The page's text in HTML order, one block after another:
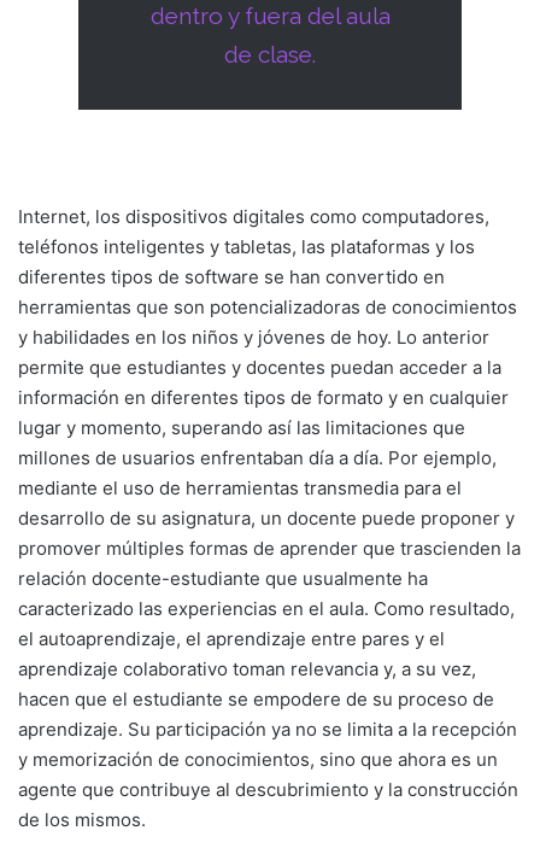
dentro y fuera del aula
de clase.
Internet, los dispositivos digitales como computadores,
teléfonos inteligentes y tabletas, las plataformas y los
diferentes tipos de software se han convertido en
herramientas que son potencializadoras de conocimientos
y habilidades en los niños y jóvenes de hoy. Lo anterior
permite que estudiantes y docentes puedan acceder a la
información en diferentes tipos de formato y en cualquier
lugar y momento, superando así las limitaciones que
millones de usuarios enfrentaban día a día. Por ejemplo,
mediante el uso de herramientas transmedia para el
desarrollo de su asignatura, un docente puede proponer y
promover múltiples formas de aprender que trascienden la
relación docente-estudiante que usualmente ha
caracterizado las experiencias en el aula. Como resultado,
el autoaprendizaje, el aprendizaje entre pares y el
aprendizaje colaborativo toman relevancia y, a su vez,
hacen que el estudiante se empodere de su proceso de
aprendizaje. Su participación ya no se limita a la recepción
y memorización de conocimientos, sino que ahora es un
agente que contribuye al descubrimiento y la construcción
de los mismos.